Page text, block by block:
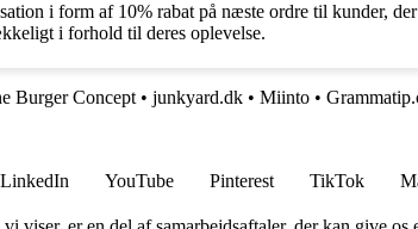
i form af 10% rabat på næste ordre til kunder,
i forhold til deres oplevelse.
Burger Concept• junkyard.dk • Miinto •
LinkedIn YouTube Pinterest TikTok